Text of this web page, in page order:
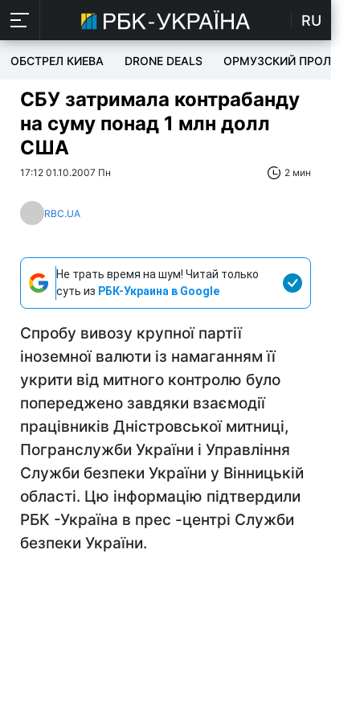
RU
ОБСТРЕЛ КИЕВА DRONE DEALS ОРМУЗСКИЙ ПРОЛИВ
СБУ затримала контрабанду
на суму понад 1 млн долл
США
17:12 01.10.2007 Пн 2 мин
RBC.UA
Не трать время на шум! Читай только
суть из РБК-Украина в Google
Спробу вивозу крупної партії
іноземної валюти із намаганням її
укрити від митного контролю було
попереджено завдяки взаємодiї
працівників Дністровської митниці,
Погранслужби України і Управління
Служби безпеки України у Вінницькій
області. Цю інформацію підтвердили
РБК -Україна в прес -центрi Служби
безпеки України.